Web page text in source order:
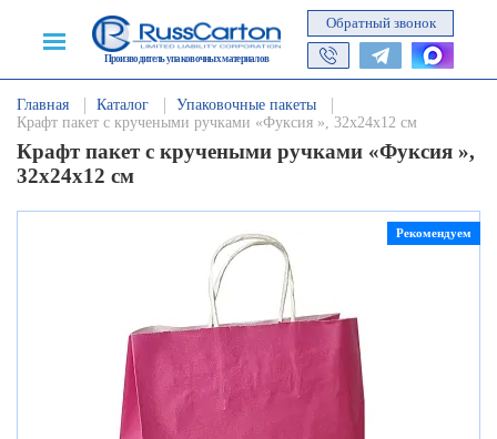
Производитель упаковочных материалов
Обратный звонок
Главная Каталог
Упаковочные пакеты
Крафт пакет с кручеными ручками «Фуксия », 32х24х12 см
Крафт пакет с кручеными ручками «Фуксия »,
32х24х12 см
Рекомендуем